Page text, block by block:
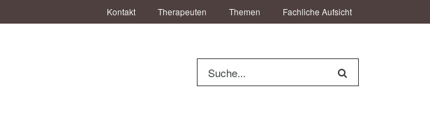
Kontakt Therapeuten Themen Fachliche Aufsicht